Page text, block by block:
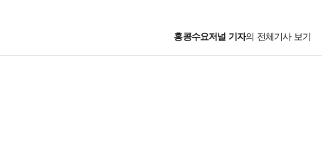
홍콩수요저널 기자의 전체기사 보기